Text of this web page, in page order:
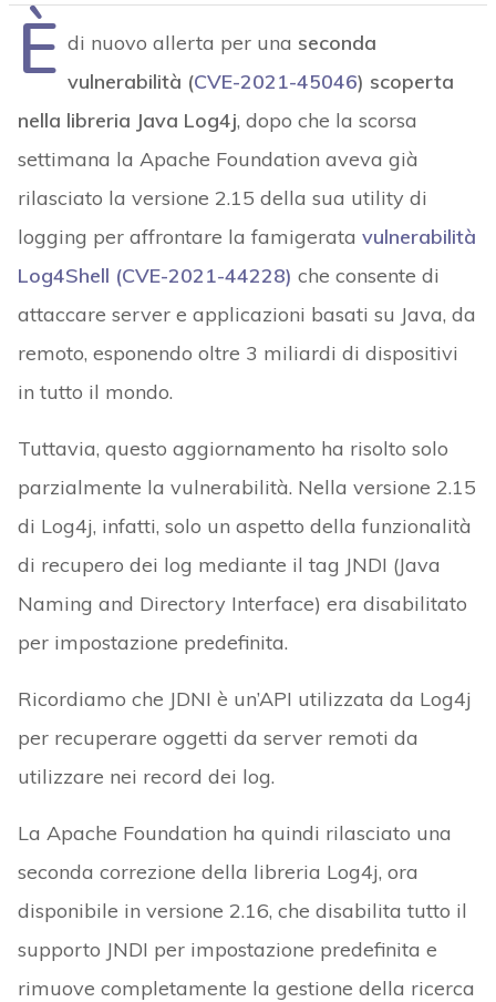
È di nuovo allerta per una seconda
vulnerabilità (CVE-2021-45046) scoperta
nella libreria Java Log4j, dopo che la scorsa
settimana la Apache Foundation aveva già
rilasciato la versione 2.15 della sua utility di
logging per affrontare la famigerata vulnerabilità
Log4Shell (CVE-2021-44228) che consente di
attaccare server e applicazioni basati su Java, da
remoto, esponendo oltre 3 miliardi di dispositivi
in tutto il mondo.
Tuttavia, questo aggiornamento ha risolto solo
parzialmente la vulnerabilità. Nella versione 2.15
di Log4j, infatti, solo un aspetto della funzionalità
di recupero dei log mediante il tag JNDI (Java
Naming and Directory Interface) era disabilitato
per impostazione predefinita.
Ricordiamo che JDNI è un’API utilizzata da Log4j
per recuperare oggetti da server remoti da
utilizzare nei record dei log.
La Apache Foundation ha quindi rilasciato una
seconda correzione della libreria Log4j, ora
disponibile in versione 2.16, che disabilita tutto il
supporto JNDI per impostazione predefinita e
rimuove completamente la gestione della ricerca